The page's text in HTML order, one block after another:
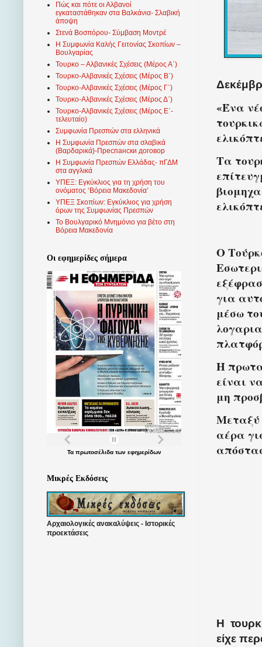
«Ένα
Τα
Ο
για
μέσω
Η
είναι
μη
Μεταξύ
αέρα
Η
είχε
Πώς και πότε οι Αλβανοί
εγκαταστάθηκαν στα Βαλκάνια- Σλαβική
άποψη
Στενά Βοσπόρου- Σύμβαση Μοντρέ
Η Συμφωνία Καλής Γειτονίας Σκοπίων –
Βουλγαρίας
Τουρκο – Αλβανικές Σχέσεις (Mέρος Α΄)
Τουρκο-Αλβανικές Σχέσεις (Μέρος Β΄)
Τουρκο-Αλβανικές Σχέσεις (Μέρος Γ΄)
Τουρκο-Αλβανικές Σχέσεις (Μέρος Δ΄)
Τουρκο-Αλβανικές Σχέσεις (Μέρος Ε΄-
τελευταίο)
Συμφωνία Πρεσπών στα ελληνικά
Η Συμφωνία Πρεσπών στα σλαβικά
(Βαρδαρικά)-Преспански договор
Η Συμφωνία Πρεσπών Ελλάδας- πΓΔΜ
στα αγγλικά
ΥΠΕΞ: Εγκύκλιος για τη χρήση του
ονόματος ‘Βόρεια Μακεδονία’
ΥΠΕΞ Σκοπίων: Εγκύκλιος για χρήση
όρων της Συμφωνίας Πρεσπών
Το Βουλγαρικό Μνημόνιο για βέτο στη
Βόρεια Μακεδονία
Οι εφημερίδες σήμερα
Τα πρωτοσέλιδατων εφημερίδων
Μικρές Εκδόσεις
Αρχαιολογικές ανακαλύψεις - Ιστορικές
προεκτάσεις